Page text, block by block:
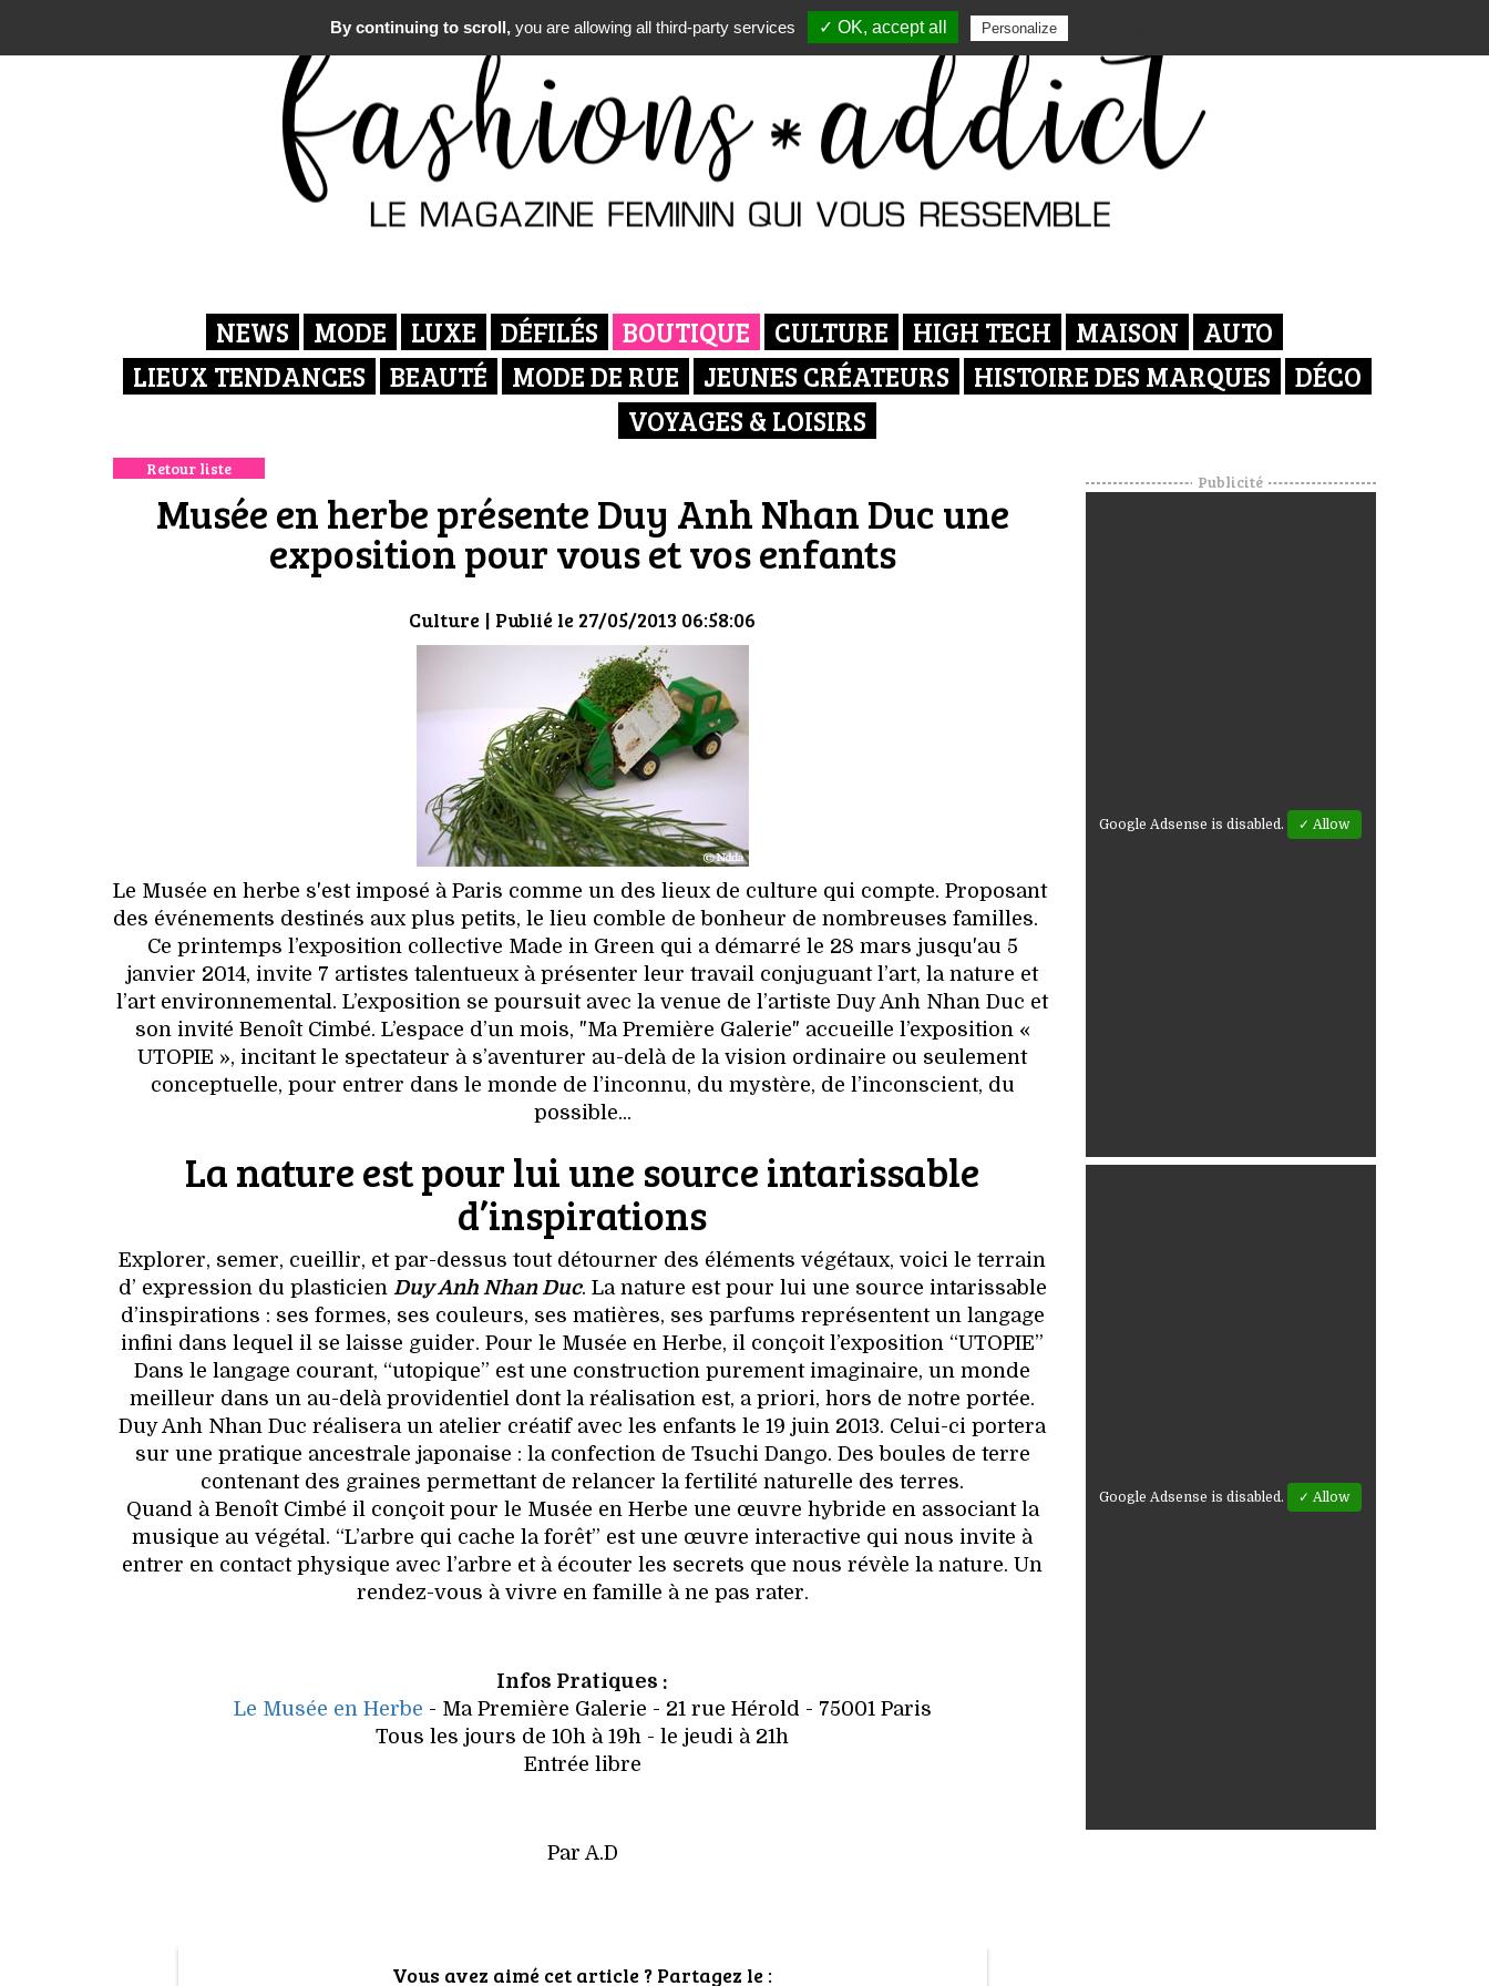
NEWS MODE LUXE DÉFILÉS BOUTIQUE CULTURE HIGH TECH MAISON
AUTO
LIEUX TENDANCES
BEAUTÉ MODE DE RUE JEUNES CRÉATEURS HISTOIRE DES MARQUES
DÉCO
VOYAGES & LOISIRS
Retour liste
Musée en herbe présente Duy Anh Nhan Duc une
exposition pour vous et vos enfants
Culture | Publié le 27/05/2013 06:58:06
Le Musée en herbe s'est imposé à Paris comme un des lieux de culture qui compte. Proposant
des événements destinés aux plus petits, le lieu comble de bonheur de nombreuses familles.
Ce printemps l’exposition collective Made in Green qui a démarré le 28 mars jusqu'au 5
janvier 2014, invite 7 artistes talentueux à présenter leur travail conjuguant l’art, la nature et
l’art environnemental. L’exposition se poursuit avec la venue de l’artiste Duy Anh Nhan Duc et
son invité Benoît Cimbé. L’espace d’un mois, "Ma Première Galerie" accueille l’exposition «
UTOPIE », incitant le spectateur à s’aventurer au-delà de la vision ordinaire ou seulement
conceptuelle, pour entrer dans le monde de l’inconnu, du mystère, de l’inconscient, du
possible...
La nature est pour lui une source intarissable
d’inspirations
Explorer, semer, cueillir, et par-dessus tout détourner des éléments végétaux, voici le terrain
d’ expression du plasticien Duy Anh Nhan Duc. La nature est pour lui une source intarissable
d’inspirations : ses formes, ses couleurs, ses matières, ses parfums représentent un langage
infini dans lequel il se laisse guider. Pour le Musée en Herbe, il conçoit l’exposition “UTOPIE”
Dans le langage courant, “utopique” est une construction purement imaginaire, un monde
meilleur dans un au-delà providentiel dont la réalisation est, a priori, hors de notre portée.
Duy Anh Nhan Duc réalisera un atelier créatif avec les enfants le 19 juin 2013. Celui-ci portera
sur une pratique ancestrale japonaise : la confection de Tsuchi Dango. Des boules de terre
contenant des graines permettant de relancer la fertilité naturelle des terres.
Quand à Benoît Cimbé il conçoit pour le Musée en Herbe une œuvre hybride en associant la
musique au végétal. “L’arbre qui cache la forêt” est une œuvre interactive qui nous invite à
entrer en contact physique avec l’arbre et à écouter les secrets que nous révèle la nature. Un
rendez-vous à vivre en famille à ne pas rater.
Infos Pratiques :
Le Musée en Herbe - Ma Première Galerie - 21 rue Hérold - 75001 Paris
Tous les jours de 10h à 19h - le jeudi à 21h
Entrée libre
Par A.D
Vous avez aimé cet article ? Partagez le :
Publicité
Google Adsense is disabled. ✓ Allow
Google Adsense is disabled. ✓ Allow
By continuing to scroll, you are allowing all third-party services ✓ OK, accept all Personalize